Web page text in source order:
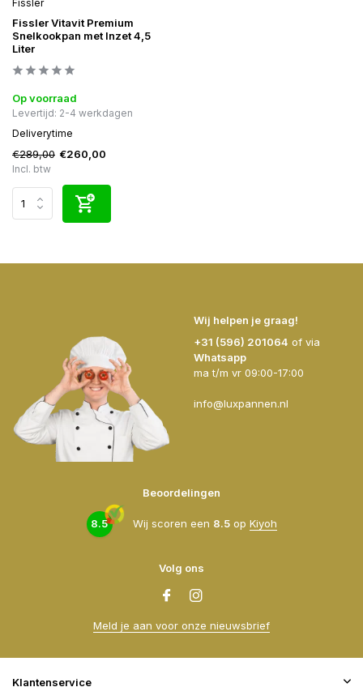
Fissler
Fissler Vitavit Premium
Snelkookpan met Inzet 4,5
Liter
Op voorraad
Levertijd: 2-4 werkdagen
Deliverytime
€289,00 €260,00
Incl. btw
Wij helpen je graag!
+31 (596) 201064 of via
Whatsapp
ma t/m vr 09:00-17:00
info@luxpannen.nl
Beoordelingen
8.5 Wij scoren een 8.5op Kiyoh
Volg ons
Meld je aan voor onze nieuwsbrief
Klantenservice